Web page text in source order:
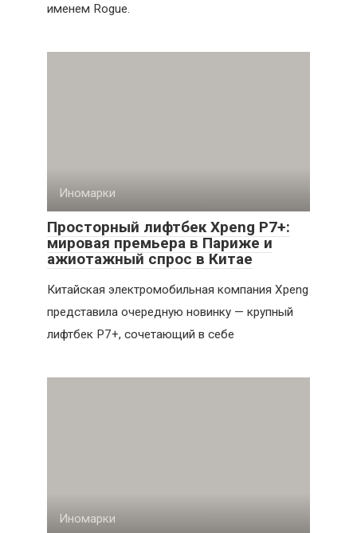
именем Rogue.
Иномарки
Просторный лифтбек Xpeng P7+:
мировая премьера в Париже и
ажиотажный спрос в Китае
Китайская электромобильная компания Xpeng
представила очередную новинку — крупный
лифтбек P7+, сочетающий в себе
Иномарки